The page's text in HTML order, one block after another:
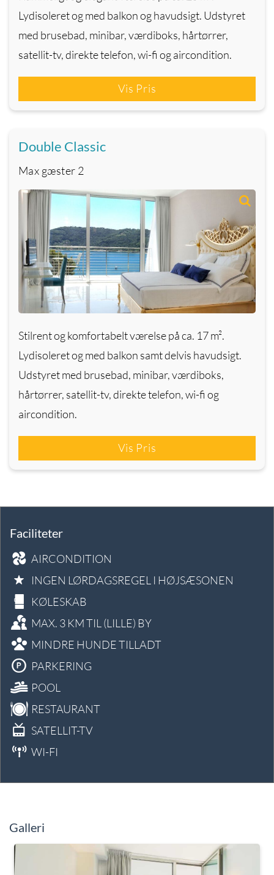
Lydisoleret og med balkon og havudsigt. Udstyret
med brusebad, minibar, værdiboks, hårtørrer,
satellit-tv, direkte telefon, wi-fi og aircondition.
Vis Pris
Double Classic
Max gæster 2
Stilrent og komfortabelt værelse på ca. 17 m².
Lydisoleret og med balkon samt delvis havudsigt.
Udstyret med brusebad, minibar, værdiboks,
hårtørrer, satellit-tv, direkte telefon, wi-fi og
aircondition.
Vis Pris
Faciliteter
AIRCONDITION
INGEN LØRDAGSREGEL I HØJSÆSONEN
KØLESKAB
MAX. 3 KM TIL (LILLE) BY
MINDRE HUNDE TILLADT
PARKERING
POOL
RESTAURANT
SATELLIT-TV
WI-FI
Galleri